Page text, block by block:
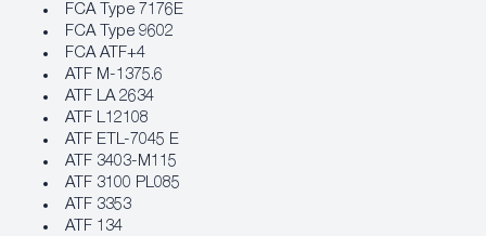
FCA Type 7176E
FCA Type 9602
FCA ATF+4
ATF M-1375.6
ATF LA 2634
ATF L12108
ATF ETL-7045 E
ATF 3403-M115
ATF 3100 PL085
ATF 3353
ATF 134